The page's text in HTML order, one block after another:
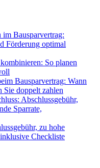
Bausparvertrag:
Förderung optimal
So planen
Bausparvertrag: Wann
Sie doppelt zahlen
Abschlussgebühr,
Sparrate,
zu hohe
Checkliste